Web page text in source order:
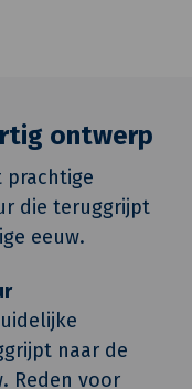
ontwerp
prachtige
die teruggrijpt
eeuw.
naar de
Reden voor